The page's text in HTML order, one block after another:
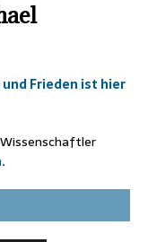
Frieden ist hier